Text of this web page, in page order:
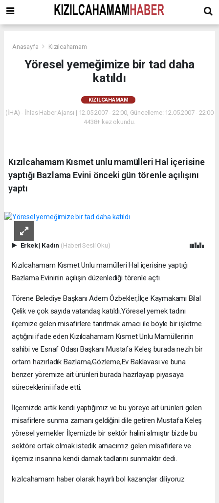
Anasayfa Kızılcahamam
Yöresel yemeğimize bir tad daha
katıldı
KIZILCAHAMAM
(İHA) - İhlas Haber Ajansı | 12.05.2007 - 22:00, Güncelleme: 12.05.2007 - 22:00
4438+ kez okundu.
Kızılcahamam Kısmet unlu mamülleri Hal içerisine
yaptığı Bazlama Evini önceki gün törenle açılışını
yaptı
Erkek| Kadın (Haberi Sesli Oku)
Kızılcahamam Kısmet Unlu mamülleri Hal içerisine yaptığı
Bazlama Evininin açılışın düzenlediği törenle açtı.
Törene Belediye Başkanı Adem Özbekler,İlçe Kaymakamı Bilal
Çelik ve çok sayıda vatandaş katıldı.Yöresel yemek tadını
ilçemize gelen misafirlere tanıtmak amacı ile böyle bir işletme
açtığını ifade eden Kızılcahamam Kısmet Unlu Mamüllerinin
sahibi ve Esnaf Odası Başkanı Mustafa Keleş burada nezih bir
ortam hazırladık Bazlama,Gözleme,Ev Baklavası ve buna
benzer yöremize ait ürünleri burada hazrlayaıp piyasaya
süreceklerini ifade etti.
İlçemizde artık kendi yaptığımız ve bu yöreye ait ürünleri gelen
misafirlere sunma zamanı geldiğini dile getiren Mustafa Keleş
yöresel yemekler İlçemizde bir sektör halini almıştır bizde bu
sektöre ortak olmak istedik amacımız gelen misafirlere ve
ilçemiz insanına kendi damak tadlarını sunmaktır dedi.
kızılcahamam haber olarak hayırlı bol kazançlar diliyoruz